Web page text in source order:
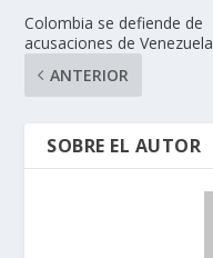
Colombia se defiende de
acusaciones de Venezuela
ANTERIOR
SOBRE EL AUTOR